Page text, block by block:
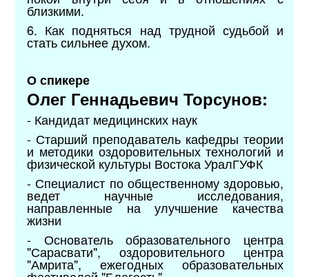
близкими.
6. Как подняться над трудной судьбой и
стать сильнее духом.
О спикере
Олег Геннадьевич Торсунов:
- Кандидат медицинских наук
- Старший преподаватель кафедры теории
и методики оздоровительных технологий и
физической культуры Востока УралГУФК
- Специалист по общественному здоровью,
ведет научные исследования,
направленные на улучшение качества
жизни
- Основатель образовательного центра
"Сарасвати", оздоровительного центра
"Амрита", ежегодных образовательных